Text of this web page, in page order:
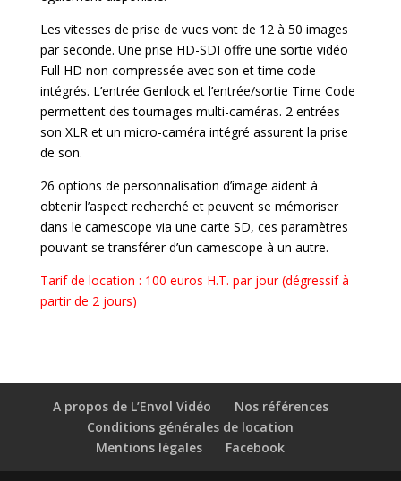
Les vitesses de prise de vues vont de 12 à 50 images
par seconde. Une prise HD-SDI offre une sortie vidéo
Full HD non compressée avec son et time code
intégrés. L’entrée Genlock et l’entrée/sortie Time Code
permettent des tournages multi-caméras. 2 entrées
son XLR et un micro-caméra intégré assurent la prise
de son.
26 options de personnalisation d’image aident à
obtenir l’aspect recherché et peuvent se mémoriser
dans le camescope via une carte SD, ces paramètres
pouvant se transférer d’un camescope à un autre.
Tarif de location : 100 euros H.T. par jour (dégressif à
partir de 2 jours)
A propos de L’Envol Vidéo
Nos références
Conditions générales de location
Mentions légales
Facebook